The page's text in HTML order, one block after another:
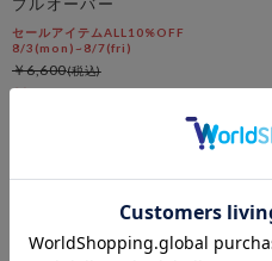
プルオーバー
セールアイテムALL10%OFF
8/3(mon)~8/7(fri)
￥2,640
￥6,600